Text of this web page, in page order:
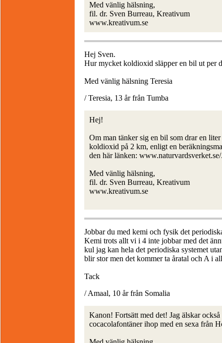
Med vänlig hälsning,
fil. dr. Sven Burreau, Kreativum
www.kreativum.se
Hej Sven.
Hur mycket koldioxid släpper en bil ut per
Med vänlig hälsning Teresia
/ Teresia, 13 år från Tumba
Hej!
Om man tänker sig en bil som drar en
koldioxid på 2 km, enligt en
den här länken:
Med vänlig hälsning,
fil. dr. Sven Burreau, Kreativum
www.kreativum.se
Jobbar du med kemi och fysik det
Kemi trots allt vi i 4 inte jobbar med det
kul jag kan hela det periodiska systemet
blir stor men det kommer ta åratal och A i
Tack
/ Amaal, 10 år från Somalia
Kanon! Fortsätt med det! Jag älskar
cocacolafontäner ihop med en sexa från